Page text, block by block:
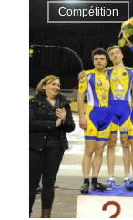
Compétition